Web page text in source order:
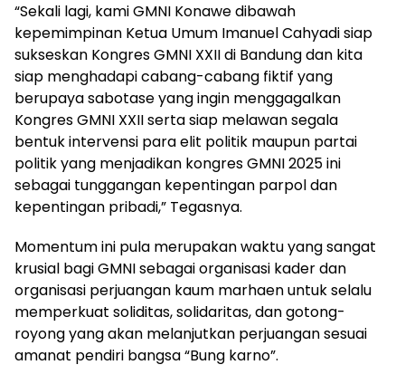
‎“Sekali lagi, kami GMNI Konawe dibawah
kepemimpinan Ketua Umum Imanuel Cahyadi siap
sukseskan Kongres GMNI XXII di Bandung dan kita
siap menghadapi cabang-cabang fiktif yang
berupaya sabotase yang ingin menggagalkan
Kongres GMNI XXII serta siap melawan segala
bentuk intervensi para elit politik maupun partai
politik yang menjadikan kongres GMNI 2025 ini
sebagai tunggangan kepentingan parpol dan
kepentingan pribadi,” Tegasnya.
‎Momentum ini pula merupakan waktu yang sangat
krusial bagi GMNI sebagai organisasi kader dan
organisasi perjuangan kaum marhaen untuk selalu
memperkuat soliditas, solidaritas, dan gotong-
royong yang akan melanjutkan perjuangan sesuai
amanat pendiri bangsa “Bung karno”.